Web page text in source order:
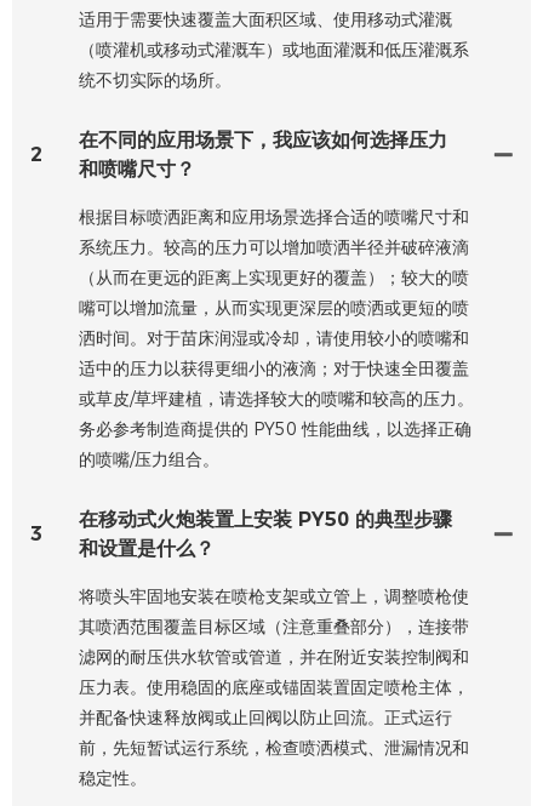
适用于需要快速覆盖大面积区域、使用移动式灌溉
（喷灌机或移动式灌溉车）或地面灌溉和低压灌溉系
统不切实际的场所。
2
在不同的应用场景下，我应该如何选择压力
和喷嘴尺寸？
根据目标喷洒距离和应用场景选择合适的喷嘴尺寸和
系统压力。较高的压力可以增加喷洒半径并破碎液滴
（从而在更远的距离上实现更好的覆盖）；较大的喷
嘴可以增加流量，从而实现更深层的喷洒或更短的喷
洒时间。对于苗床润湿或冷却，请使用较小的喷嘴和
适中的压力以获得更细小的液滴；对于快速全田覆盖
或草皮/草坪建植，请选择较大的喷嘴和较高的压力。
务必参考制造商提供的 PY50 性能曲线，以选择正确
的喷嘴/压力组合。
3
在移动式火炮装置上安装 PY50 的典型步骤
和设置是什么？
将喷头牢固地安装在喷枪支架或立管上，调整喷枪使
其喷洒范围覆盖目标区域（注意重叠部分），连接带
滤网的耐压供水软管或管道，并在附近安装控制阀和
压力表。使用稳固的底座或锚固装置固定喷枪主体，
并配备快速释放阀或止回阀以防止回流。正式运行
前，先短暂试运行系统，检查喷洒模式、泄漏情况和
稳定性。